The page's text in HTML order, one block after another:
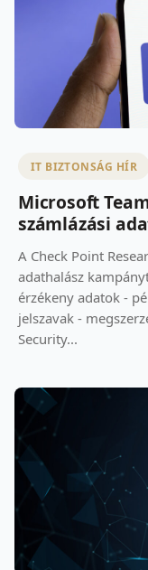
IT BIZTONSÁG HÍR
Microsoft
számlázási
A Check Point
adathalász
érzékeny adatok -
jelszavak -
Security...